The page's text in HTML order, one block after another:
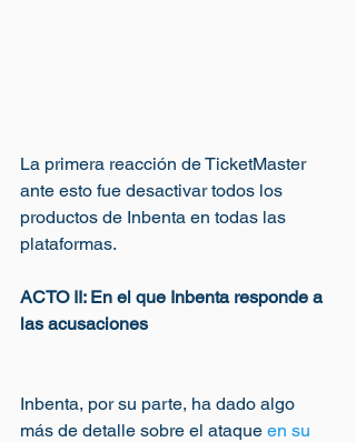
La primera reacción de TicketMaster
ante esto fue desactivar todos los
productos de Inbenta en todas las
plataformas.
ACTO II: En el que Inbenta responde a
las acusaciones
Inbenta, por su parte, ha dado algo
más de detalle sobre el ataque en su